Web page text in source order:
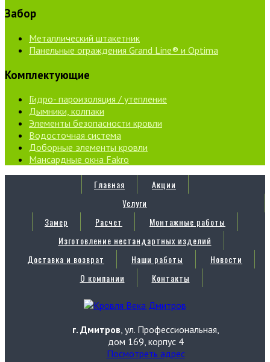
Забор
Металлический штакетник
Панельные ограждения Grand Line® и Optima
Комплектующие
Гидро- пароизоляция / утепление
Дымники, колпаки
Элементы безопасности кровли
Водосточная система
Доборные элементы кровли
Мансардные окна Fakro
Главная
Акции
Услуги
Замер
Расчет
Монтажные работы
Изготовление нестандартных изделий
Доставка и возврат
Наши работы
Новости
О компании
Контакты
г. Дмитров, ул. Профессиональная,
дом 169, корпус 4
Посмотреть адрес